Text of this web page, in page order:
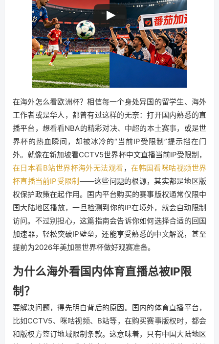
在海外怎么看欧洲杯？相信每一个身处异国的留学生、海外
工作者或是华人，都曾有过这样的无奈：打开国内熟悉的直
播平台，想看看NBA的精彩对决、中超的本土赛事，或是世
界杯的热血瞬间，却被冰冷的“当前IP受限制”提示挡在门
外。就像在新加坡看CCTV5世界杯中文直播当前IP受限制，
在日本看B站世界杯海外无法观看 ，在韩国看咪咕视频世界
杯直播当前IP受限制——这些问题的根源，其实都是地区版
权保护政策在起作用。国内平台购买的赛事版权通常仅限中
国大陆地区播放，一旦检测到你的IP在境外，就会自动限制
访问。不过别担心，这篇指南会告诉你如何选择合适的回国
加速器，轻松突破IP壁垒，还能享受熟悉的中文解说，甚至
提前为2026年美加墨世界杯做好观赛准备。
为什么海外看国内体育直播总被IP限
制？
要解决问题，得先明白背后的原因。国内的体育直播平台，
比如CCTV5、咪咕视频、B站等，在购买赛事版权时，都会
和版权方签订地域限制条款。这意味着，只有中国大陆地区